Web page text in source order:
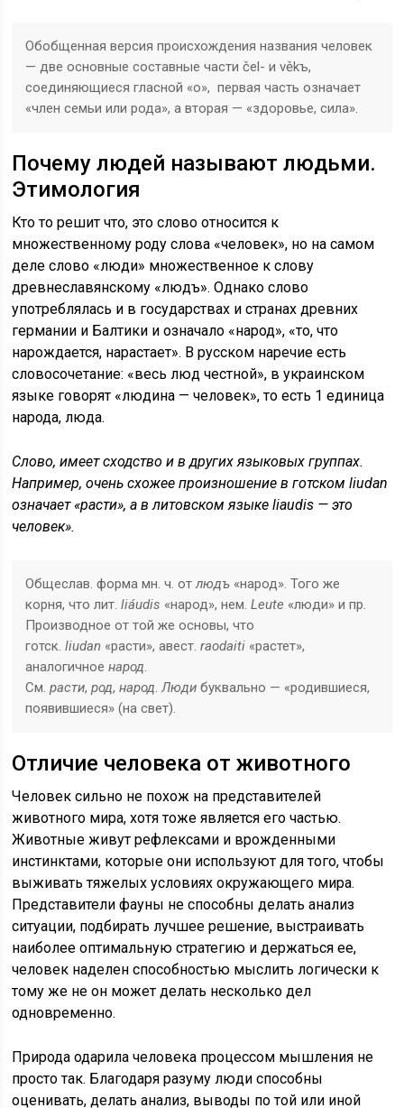
Обобщенная версия происхождения названия человек
— две основные составные части čel- и věkъ,
соединяющиеся гласной «о», первая часть означает
«член семьи или рода», а вторая — «здоровье, сила».
Почему людей называют людьми.
Этимология
Кто то решит что, это слово относится к
множественному роду слова «человек», но на самом
деле слово «люди» множественное к слову
древнеславянскому «людъ». Однако слово
употреблялась и в государствах и странах древних
германии и Балтики и означало «народ», «то, что
нарождается, нарастает». В русском наречие есть
словосочетание: «весь люд честной», в украинском
языке говорят «людина — человек», то есть 1 единица
народа, люда.
Слово, имеет сходство и в других языковых группах.
Например, очень схожее произношение в готском liudan
означает «расти», а в литовском языке liaudis — это
человек».
Общеслав. форма мн. ч. отлюдъ «народ». Того же
корня, что лит.liáudis «народ», нем.Leute «люди» и пр.
Производное от той же основы, что
готск.liudan «расти», авест.raodaiti «растет»,
аналогичноенарод.
См.расти,род,народ.Люди буквально — «родившиеся,
появившиеся» (на свет).
Отличие человека от животного
Человек сильно не похож на представителей
животного мира, хотя тоже является его частью.
Животные живут рефлексами и врожденными
инстинктами, которые они используют для того, чтобы
выживать тяжелых условиях окружающего мира.
Представители фауны не способны делать анализ
ситуации, подбирать лучшее решение, выстраивать
наиболее оптимальную стратегию и держаться ее,
человек наделен способностью мыслить логически к
тому же не он может делать несколько дел
одновременно.
Природа одарила человека процессом мышления не
просто так. Благодаря разуму люди способны
оценивать, делать анализ, выводы по той или иной